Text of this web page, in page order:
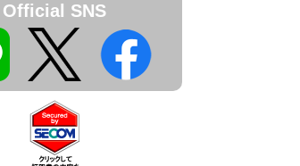
Official SNS